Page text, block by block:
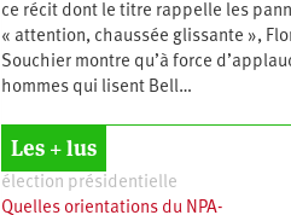
ce récit dont le titre rappelle les
« attention, chaussée glissante »,
Souchier montre qu’à force
hommes qui lisent Bell…
Les + lus
élection présidentielle
Quelles orientations du NPA-